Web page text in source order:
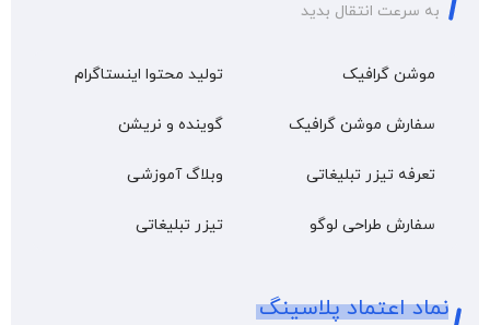
به سرعت انتقال بدید
موشن گرافیک
سفارش موشن گرافیک
تعرفه تیزر تبلیغاتی
سفارش طراحی لوگو
تولید محتوا اینستاگرام
گوینده و نریشن
وبلاگ آموزشی
تیزر تبلیغاتی
نماد اعتماد پلاسینگ